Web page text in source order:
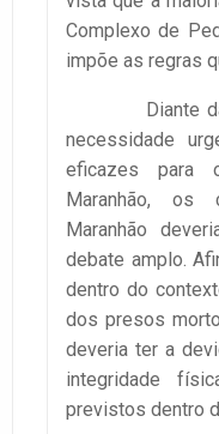
Complexo de
impõe as regras
Diante da
necessidade
eficazes para
Maranhão, os
Maranhão
debate amplo.
dentro do
dos presos
deveria ter a
integridade
previstos dentro